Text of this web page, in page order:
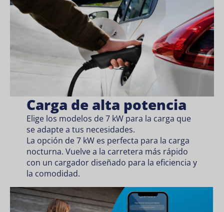
Carga de alta potencia
Elige los modelos de 7 kW para la carga que
se adapte a tus necesidades.
La opción de 7 kW es perfecta para la carga
nocturna. Vuelve a la carretera más rápido
con un cargador diseñado para la eficiencia y
la comodidad.